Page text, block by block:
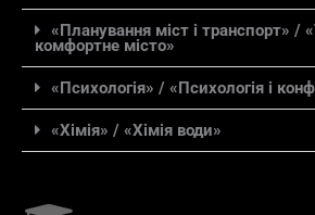
«Планування міст і транспорт» /
комфортне місто»
«Психологія» / «Психологія і
«Хімія» / «Хімія води»